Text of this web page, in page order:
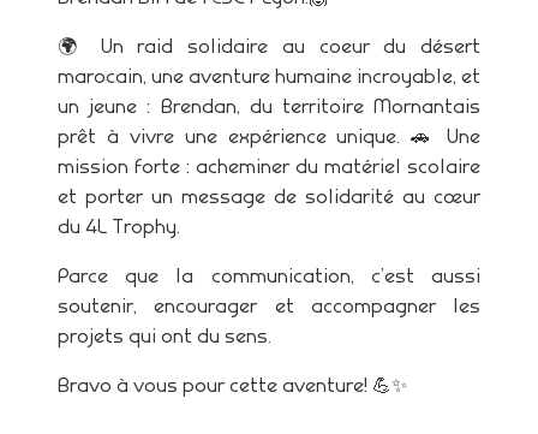
🌍 Un raid solidaire au coeur du désert
marocain, une aventure humaine incroyable, et
un jeune : Brendan, du territoire Mornantais
prêt à vivre une expérience unique. 🚗 Une
mission forte : acheminer du matériel scolaire
et porter un message de solidarité au cœur
du 4L Trophy.
Parce que la communication, c’est aussi
soutenir, encourager et accompagner les
projets qui ont du sens.
Bravo à vous pour cette aventure! 💪✨